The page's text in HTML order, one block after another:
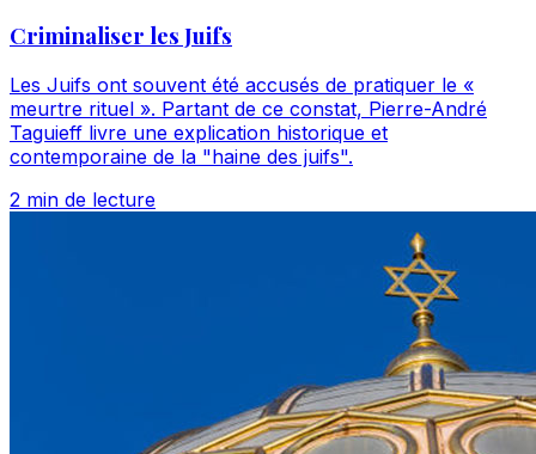
Criminaliser les Juifs
Les Juifs ont souvent été accusés de pratiquer le «
meurtre rituel ». Partant de ce constat, Pierre-André
Taguieff livre une explication historique et
contemporaine de la "haine des juifs".
2 min de lecture